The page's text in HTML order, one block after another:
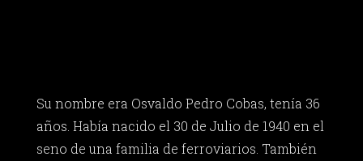
Su nombre era Osvaldo Pedro Cobas, tenía 36
años. Había nacido el 30 de Julio de 1940 en el
seno de una familia de ferroviarios. También